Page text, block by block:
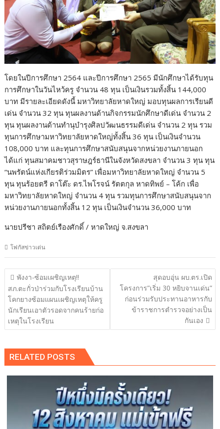
โดยในปีการศึกษา 2564 และปีการศึกษา 2565 มีนักศึกษาได้รับทุน
การศึกษาในวันไหว้ครู จำนวน 48 ทุน เป็นเงินรวมทั้งสิ้น 144,000
บาท มีรายละเอียดดังนี้ มหาวิทยาลัยหาดใหญ่ มอบทุนผลการเรียนดี
เด่น จำนวน 32 ทุน ทุนผลงานด้านกิจกรรมนักศึกษาดีเด่น จำนวน 2
ทุน ทุนผลงานด้านทำนุบำรุงศิลปวัฒนธรรมดีเด่น จำนวน 2 ทุน รวม
ทุนการศึกษามหาวิทยาลัยหาดใหญ่ทั้งสิ้น 36 ทุน เป็นเงินจำนวน
108,000 บาท และทุนการศึกษาสนับสนุนจากหน่วยงานภายนอก
ได้แก่ ทุนสมาคมชาวสุราษฎร์ธานีในจังหวัดสงขลา จำนวน 3 ทุน ทุน
“นพรัตน์แห่งเกียรติร่วมมิตร” เพื่อมหาวิทยาลัยหาดใหญ่ จำนวน 5
ทุน ทุนร้อยตรี ดาโต๊ะ ดร.ไพโรจน์ รัตตกุล หาดทิพย์ – โค้ก เพื่อ
มหาวิทยาลัยหาดใหญ่ จำนวน 4 ทุน รวมทุนการศึกษาสนับสนุนจาก
หน่วยงานภายนอกทั้งสิ้น 12 ทุน เป็นเงินจำนวน 36,000 บาท
นายปรีชา สถิตย์เรืองศักดิ์ / หาดใหญ่ จ.สงขลา
โฟกัสข่าวเด่น
แนะแนว
เรื่อง
พังงา-ซ้อมเผชิญเหตุ!!
สภ.ตะกั่วป่าร่วมกับโรงเรียนบ้าน
โคกยางซ้อมแผนเผชิญเหตุให้ครู
นักเรียนเอาตัวรอดจากคนร้ายก่อ
เหตุในโรงเรียน
สุดอบอุ่น ผบ.ตร.เปิด
โครงการ”เริ่ม 30 หยิบจานเด่น”
ก่อนร่วมรับประทานอาหารกับ
ข้าราชการตำรวจอย่างเป็น
กันเอง
RELATED POSTS